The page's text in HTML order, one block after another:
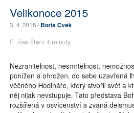
Velikonoce 2015
3. 4. 2015 /Boris Cvek
čas čtení 4 minuty
Nezranitelnost, nesmrtelnost,
ponížen a ohrožen, do sebe uzavřená
věčného Hodináře, který stvořil svět a
něj nijak nevstupuje. Tato představa
rozšířená v osvícenství a zvaná